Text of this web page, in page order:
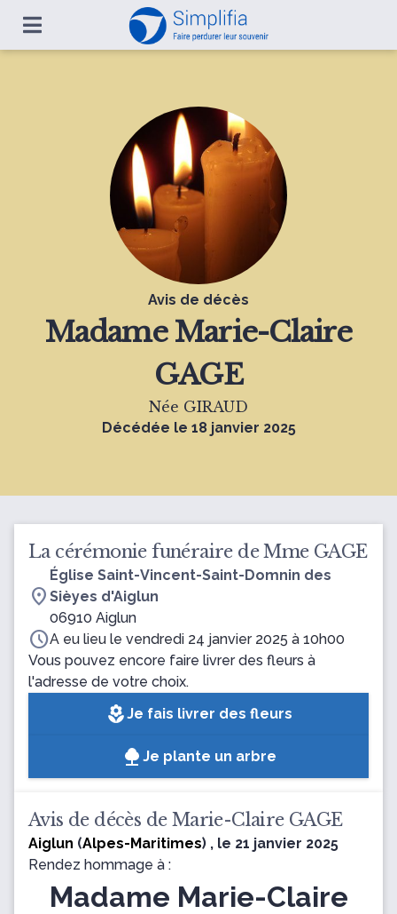
Avis de décès
Madame Marie-Claire
GAGE
Née GIRAUD
Décédée le 18 janvier 2025
La cérémonie funéraire de Mme GAGE
location_on
Église Saint-Vincent-Saint-Domnin des
Sièyes d'Aiglun
06910 Aiglun
scheduleA eu lieu le vendredi 24 janvier 2025 à 10h00
Vous pouvez encore faire livrer des fleurs à
l'adresse de votre choix.
local_floristJe fais livrer des fleurs
Je plante un arbre
Avis de décès de Marie-Claire GAGE
Aiglun (Alpes-Maritimes) , le 21 janvier 2025
Rendez hommage à :
Madame Marie-Claire